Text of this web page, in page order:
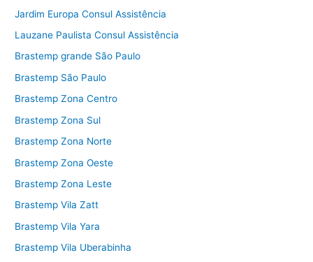
Jardim Europa Consul Assistência
Lauzane Paulista Consul Assistência
Brastemp grande São Paulo
Brastemp São Paulo
Brastemp Zona Centro
Brastemp Zona Sul
Brastemp Zona Norte
Brastemp Zona Oeste
Brastemp Zona Leste
Brastemp Vila Zatt
Brastemp Vila Yara
Brastemp Vila Uberabinha